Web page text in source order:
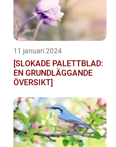
11 januari 2024
[SLOKADE PALETTBLAD:
EN GRUNDLÄGGANDE
ÖVERSIKT]